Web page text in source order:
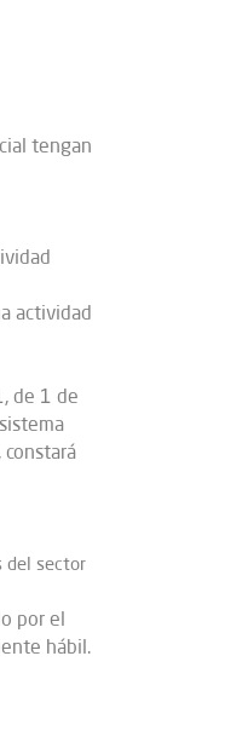
tengan
actividad
de 1 de
del sector
por el
hábil.